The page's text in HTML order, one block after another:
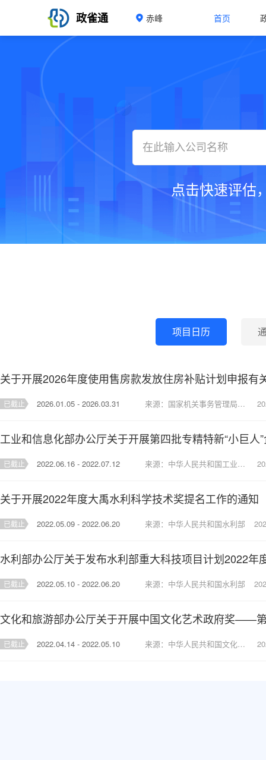
政雀通 赤峰 首页
点击快速评估
项目日历
已截止 2026.01.05 - 2026.03.31 来源：国家机关事务管理局中央国家机关住房资金管理中心北京住房公积金管理中心中央国家机关分中心
已截止 2022.06.16 - 2022.07.12 来源：中华人民共和国工业和信息化局
关于开展2022年度大禹水利科学技术奖提名工作的通知
已截止 2022.05.09 - 2022.06.20 来源：中华人民共和国水利部
已截止 2022.05.10 - 2022.06.20 来源：中华人民共和国水利部
已截止 2022.04.14 - 2022.05.10 来源：中华人民共和国文化和旅游部